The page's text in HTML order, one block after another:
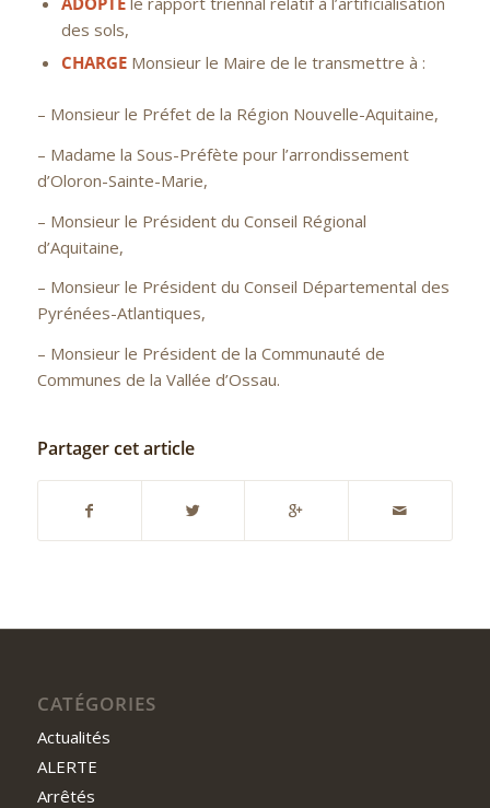
des sols,
CHARGE Monsieur le Maire de le transmettre à :
– Monsieur le Préfet de la Région Nouvelle-Aquitaine,
– Madame la Sous-Préfète pour l’arrondissement
d’Oloron-Sainte-Marie,
– Monsieur le Président du Conseil Régional
d’Aquitaine,
– Monsieur le Président du Conseil Départemental des
Pyrénées-Atlantiques,
– Monsieur le Président de la Communauté de
Communes de la Vallée d’Ossau.
Partager cet article
CATÉGORIES
Actualités
ALERTE
Arrêtés